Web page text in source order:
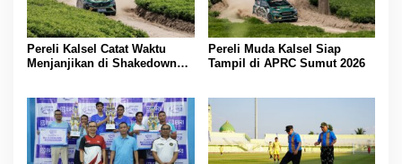
Pereli Kalsel Catat Waktu
Menjanjikan di Shakedown
Pereli Muda Kalsel Siap
Tampil di APRC Sumut 2026